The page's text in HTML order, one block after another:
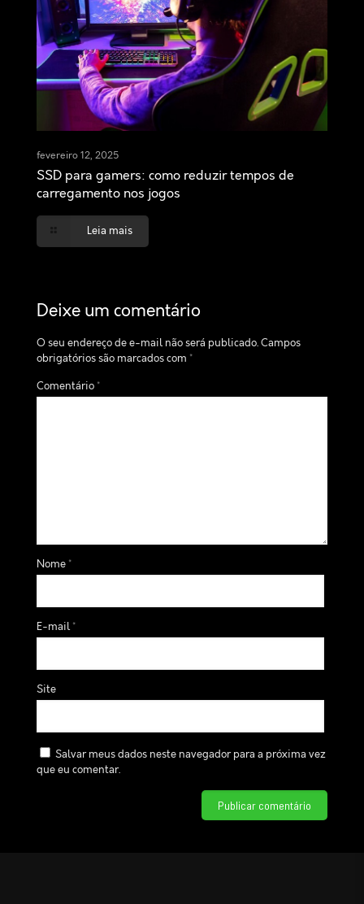
fevereiro 12, 2025
SSD para gamers: como reduzir tempos de
carregamento nos jogos
Leia mais
Deixe um comentário
O seu endereço de e-mail não será publicado.Campos
obrigatórios são marcados com *
Comentário *
Nome *
E-mail*
Site
Salvar meus dados neste navegador para a próxima vez
que eu comentar.